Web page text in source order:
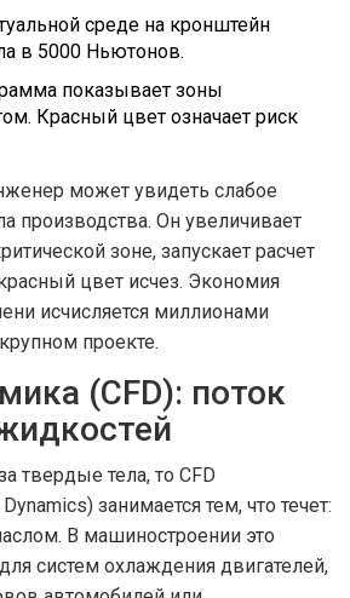
среде на кронштейн
в 5000 Ньютонов.
показывает зоны
Красный цвет означает риск
может увидеть слабое
производства. Он увеличивает
зоне, запускает расчет
цвет исчез. Экономия
исчисляется миллионами
проекте.
(CFD): поток
твердые тела, то CFD
занимается тем, что течет:
В машиностроении это
систем охлаждения двигателей,